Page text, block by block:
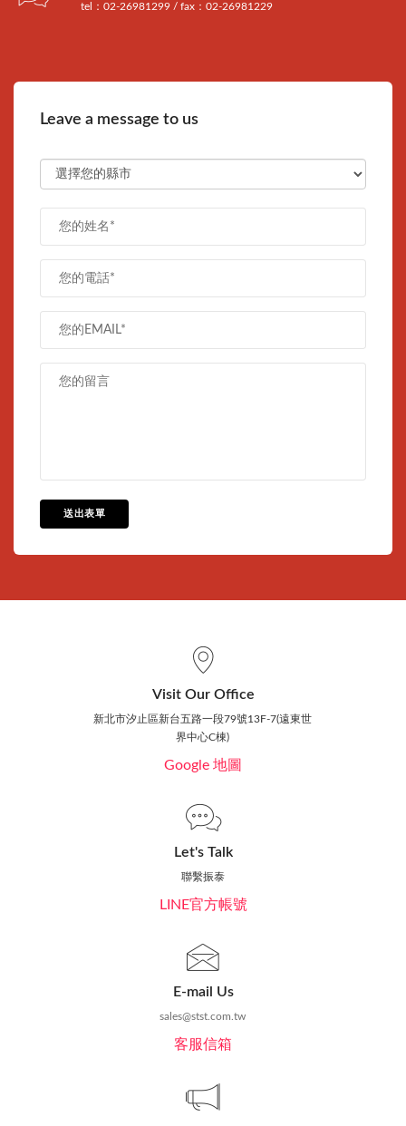
tel：02-26981299 / fax：02-26981229
Leave a message to us
送出表單
Visit Our Office
新北市汐止區新台五路一段79號13F-7(遠東世
界中心C棟)
Google 地圖
Let's Talk
聯繫振泰
LINE官方帳號
E-mail Us
sales@stst.com.tw
客服信箱